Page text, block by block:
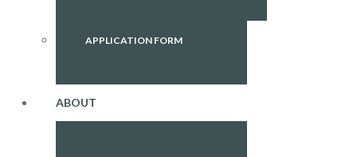
APPLICATION FORM
ABOUT